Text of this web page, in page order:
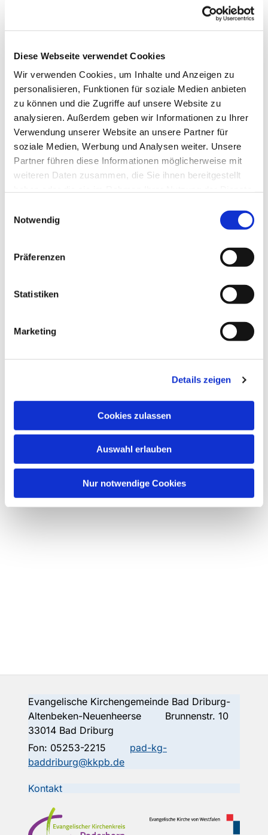
Diese Webseite verwendet Cookies
Wir verwenden Cookies, um Inhalte und Anzeigen zu
personalisieren, Funktionen für soziale Medien anbieten
zu können und die Zugriffe auf unsere Website zu
analysieren. Außerdem geben wir Informationen zu Ihrer
Verwendung unserer Website an unsere Partner für
soziale Medien, Werbung und Analysen weiter. Unsere
Partner führen diese Informationen möglicherweise mit
weiteren Daten zusammen, die Sie ihnen bereitgestellt
Notwendig
Präferenzen
Statistiken
Marketing
Details zeigen
Cookies zulassen
Auswahl erlauben
Nur notwendige Cookies
Evangelische Kirchengemeinde Bad Driburg-
Altenbeken-Neuenheerse Brunnenstr. 10
33014 Bad Driburg
Fon: 05253-2215
pad-kg-
baddriburg@kkpb.de
Kontakt